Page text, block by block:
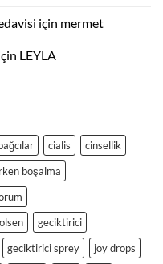
için mermet
LEYLA
cialis
cinsellik
boşalma
geciktirici
geciktirici sprey
joy drops